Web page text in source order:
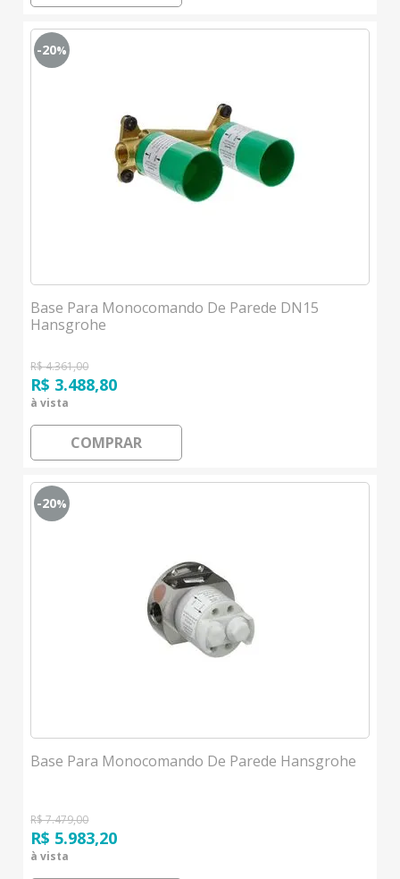
-20%
Base Para Monocomando De Parede DN15
Hansgrohe
R$ 4.361,00
R$ 3.488,80
à vista
COMPRAR
-20%
Base Para Monocomando De Parede Hansgrohe
R$ 7.479,00
R$ 5.983,20
à vista